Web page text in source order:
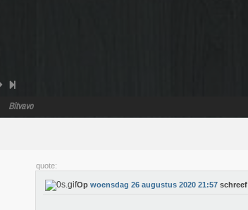
Bitvavo
quote:
Op woensdag 26 augustus 2020 21:57 schreef